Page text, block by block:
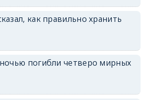
erid: 2SDnjdvhGXG
как правильно хранить
погибли четверо мирных